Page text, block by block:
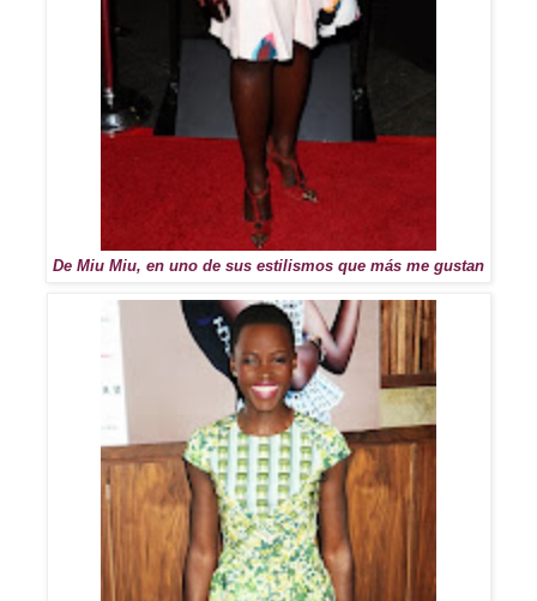
De Miu Miu, en uno de sus estilismos que más me gustan